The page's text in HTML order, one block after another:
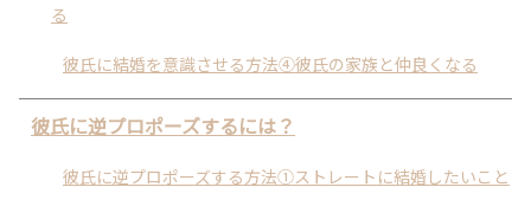
る
彼氏に結婚を意識させる方法④彼氏の家族と仲良くなる
彼氏に逆プロポーズするには？
彼氏に逆プロポーズする方法①ストレートに結婚したいこと